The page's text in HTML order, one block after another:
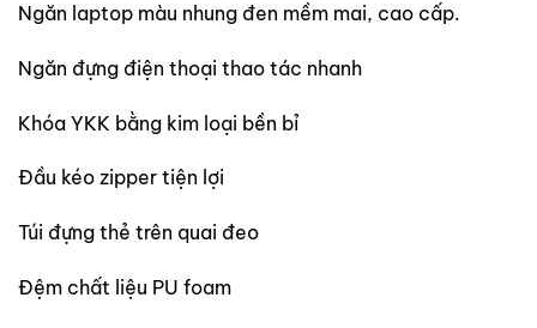
Ngăn laptop màu nhung đen mềm mai, cao cấp.
Ngăn đựng điện thoại thao tác nhanh
Khóa YKK bằng kim loại bền bỉ
Đầu kéo zipper tiện lợi
Túi đựng thẻ trên quai đeo
Đệm chất liệu PU foam